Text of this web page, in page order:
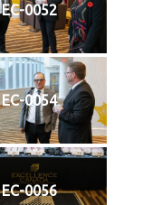
EC-0052
EC-0054
EC-0056